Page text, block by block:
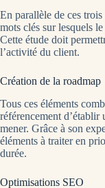
En parallèle de ces
mots clés sur lesquels
Cette étude doit
l’activité du client.
Création de la roadmap
Tous ces éléments
référencement d’établir
mener. Grâce à son
éléments à traiter en
durée.
Optimisations SEO